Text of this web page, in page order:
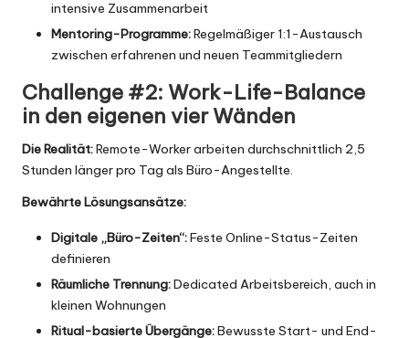
intensive Zusammenarbeit
Mentoring-Programme:Regelmäßiger 1:1-Austausch
zwischen erfahrenen und neuen Teammitgliedern
Challenge #2: Work-Life-Balance
in den eigenen vier Wänden
Die Realität:Remote-Worker arbeiten durchschnittlich 2,5
Stunden länger pro Tag als Büro-Angestellte.
Bewährte Lösungsansätze:
Digitale „Büro-Zeiten“:Feste Online-Status-Zeiten
definieren
Räumliche Trennung:Dedicated Arbeitsbereich, auch in
kleinen Wohnungen
Ritual-basierte Übergänge:Bewusste Start- und End-